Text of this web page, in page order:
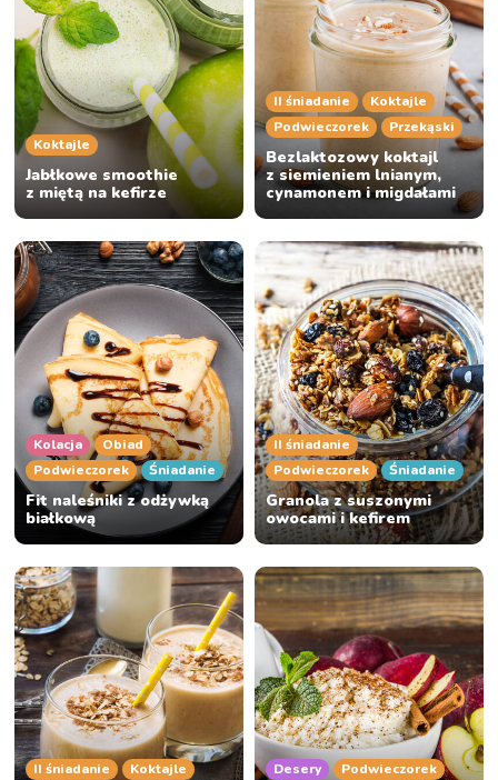
Koktajle
Jabłkowe smoothie
z miętą na kefirze
II śniadanie
Koktajle
Podwieczorek
Przekąski
Bezlaktozowy koktajl
z siemieniem lnianym,
cynamonem i migdałami
Kolacja
Obiad
Podwieczorek
Śniadanie
Fit naleśniki z odżywką
białkową
II śniadanie
Podwieczorek
Śniadanie
Granola z suszonymi
owocami i kefirem
II śniadanie
Koktajle
Desery
Podwieczorek